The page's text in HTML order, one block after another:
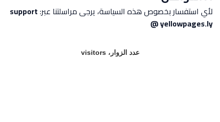
لأي استفسار بخصوص هذه السياسة، يرجى مراسلتنا عبر:support
@ yellowpages.ly
عدد الزوار، visitors